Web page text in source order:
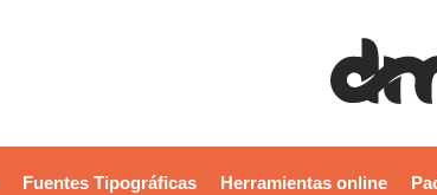
Fuentes Tipográficas Herramientas online